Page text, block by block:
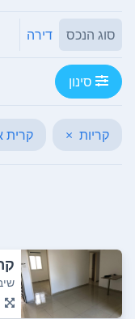
סוג הנכס דירה
סינון
קריות × קרית